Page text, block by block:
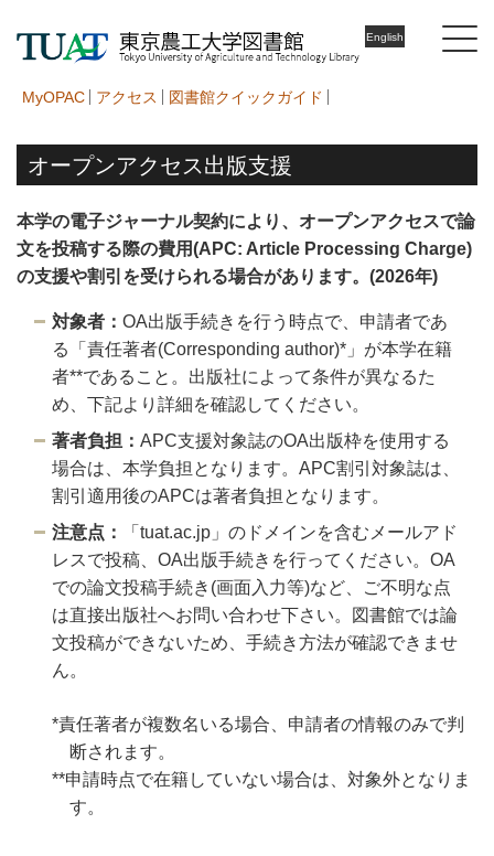
English
MyOPAC アクセス 図書館クイックガイド
オープンアクセス出版支援
本学の電子ジャーナル契約により、オープンアクセスで論
文を投稿する際の費用(APC: Article Processing Charge)
の支援や割引を受けられる場合があります。(2026年)
対象者： OA出版手続きを行う時点で、申請者であ
る「責任著者(Corresponding author)*」が本学在籍
者**であること。出版社によって条件が異なるた
め、下記より詳細を確認してください。
著者負担： APC支援対象誌のOA出版枠を使用する
場合は、本学負担となります。APC割引対象誌は、
割引適用後のAPCは著者負担となります。
注意点：
「tuat.ac.jp」のドメインを含むメールアド
レスで投稿、OA出版手続きを行ってください。OA
での論文投稿手続き(画面入力等)など、ご不明な点
は直接出版社へお問い合わせ下さい。図書館では論
文投稿ができないため、手続き方法が確認できませ
ん。
*責任著者が複数名いる場合、申請者の情報のみで判
断されます。
**申請時点で在籍していない場合は、対象外となりま
す。